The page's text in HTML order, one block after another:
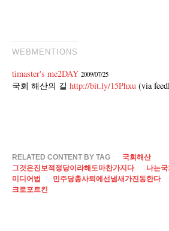
WEBMENTIONS
timaster's me2DAY 2009/07/25
국회 해산의 길 http://bit.ly/15Phxu (via
RELATED CONTENT BY TAG
국회해산
그것은진보적정당이라해도마찬가지다
나는
미디어법
민주당총사퇴에선냄새가진동한다
크로포트킨